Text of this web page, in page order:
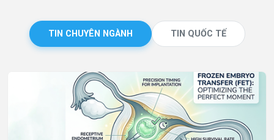
TIN CHUYÊN NGÀNH TIN QUỐC TẾ